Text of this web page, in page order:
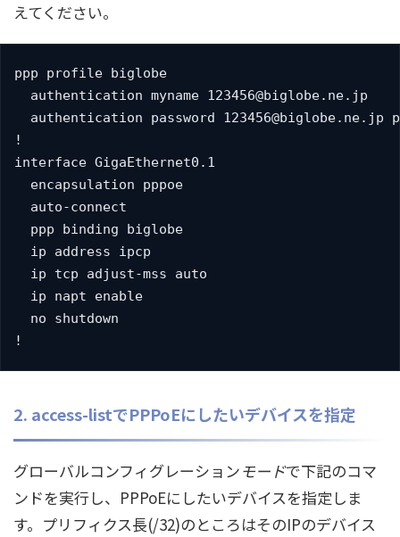
えてください。
ppp profile biglobe
  authentication myname
123456@biglobe.ne.jp
  authentication password
123456@biglobe.ne.jp
!
interface GigaEthernet0.1
  encapsulation pppoe
  auto-connect
  ppp binding biglobe
  ip address ipcp
  ip tcp adjust-mss auto
  ip napt enable
  no shutdown
!
2. access-listでPPPoEにしたいデバイスを指定
グローバルコンフィグレーションモードで下記のコマ
ンドを実行し、PPPoEにしたいデバイスを指定しま
す。プリフィクス長(/32)のところはそのIPのデバイス